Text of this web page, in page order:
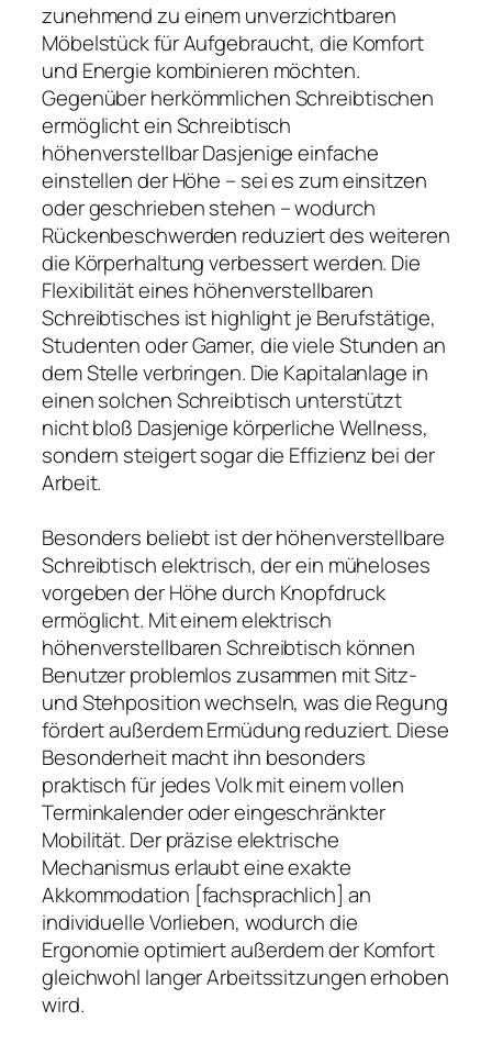
zunehmend zu einem unverzichtbaren
Möbelstück für Aufgebraucht, die Komfort
und Energie kombinieren möchten.
Gegenüber herkömmlichen Schreibtischen
ermöglicht ein Schreibtisch
höhenverstellbar Dasjenige einfache
einstellen der Höhe – sei es zum einsitzen
oder geschrieben stehen – wodurch
Rückenbeschwerden reduziert des weiteren
die Körperhaltung verbessert werden. Die
Flexibilität eines höhenverstellbaren
Schreibtisches ist highlight je Berufstätige,
Studenten oder Gamer, die viele Stunden an
dem Stelle verbringen. Die Kapitalanlage in
einen solchen Schreibtisch unterstützt
nicht bloß Dasjenige körperliche Wellness,
sondern steigert sogar die Effizienz bei der
Arbeit.
Besonders beliebt ist der höhenverstellbare
Schreibtisch elektrisch, der ein müheloses
vorgeben der Höhe durch Knopfdruck
ermöglicht. Mit einem elektrisch
höhenverstellbaren Schreibtisch können
Benutzer problemlos zusammen mit Sitz-
und Stehposition wechseln, was die Regung
fördert außerdem Ermüdung reduziert. Diese
Besonderheit macht ihn besonders
praktisch für jedes Volk mit einem vollen
Terminkalender oder eingeschränkter
Mobilität. Der präzise elektrische
Mechanismus erlaubt eine exakte
Akkommodation [fachsprachlich] an
individuelle Vorlieben, wodurch die
Ergonomie optimiert außerdem der Komfort
gleichwohl langer Arbeitssitzungen erhoben
wird.